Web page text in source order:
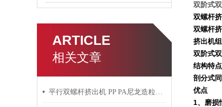
ARTICLE
相关文章
平行双螺杆挤出机 PP PA尼龙造粒机技术参数
双阶式
双螺杆
双螺杆
挤出机
双阶式
结构特点
剖分式
优点
1、磨损